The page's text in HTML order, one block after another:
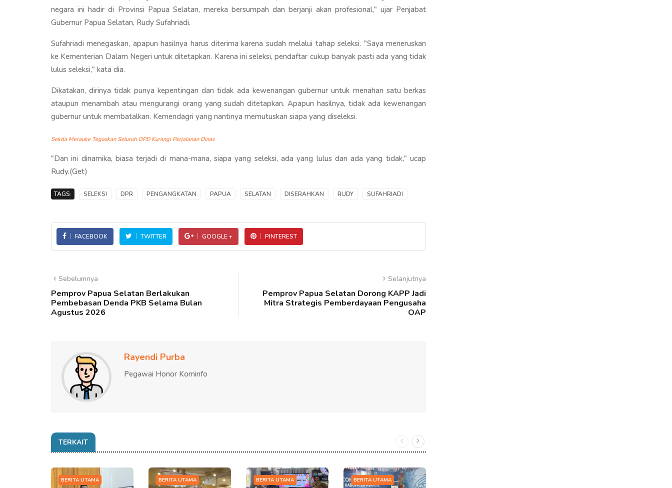
negara ini hadir di Provinsi Papua Selatan, mereka bersumpah dan berjanji akan profesional," ujar Penjabat
Gubernur Papua Selatan, Rudy Sufahriadi.
Sufahriadi menegaskan, apapun hasilnya harus diterima karena sudah melalui tahap seleksi. "Saya meneruskan
ke Kementerian Dalam Negeri untuk ditetapkan. Karena ini seleksi, pendaftar cukup banyak pasti ada yang tidak
lulus seleksi," kata dia.
Dikatakan, dirinya tidak punya kepentingan dan tidak ada kewenangan gubernur untuk menahan satu berkas
ataupun menambah atau mengurangi orang yang sudah ditetapkan. Apapun hasilnya, tidak ada kewenangan
gubernur untuk membatalkan. Kemendagri yang nantinya memutuskan siapa yang diseleksi.
Sekda Merauke Tegaskan Seluruh OPD Kurangi Perjalanan Dinas
"Dan ini dinamika, biasa terjadi di mana-mana, siapa yang seleksi, ada yang lulus dan ada yang tidak," ucap
Rudy.(Get)
TAGS: SELEKSI DPR PENGANGKATAN PAPUA SELATAN DISERAHKAN RUDY SUFAHRIADI
FACEBOOK TWITTER GOOGLE + PINTEREST
Sebelumnya
Pemprov Papua Selatan Berlakukan
Pembebasan Denda PKB Selama Bulan
Agustus 2026
Selanjutnya
Pemprov Papua Selatan Dorong KAPP Jadi
Mitra Strategis Pemberdayaan Pengusaha
OAP
Rayendi Purba
Pegawai Honor Kominfo
TERKAIT
BERITA UTAMA BERITA UTAMA BERITA UTAMA BERITA UTAMA